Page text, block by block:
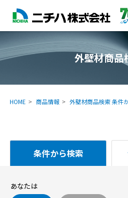
外壁材商品
HOME 商品情報 外壁材商品検索 条件
条件から検索
あなたは